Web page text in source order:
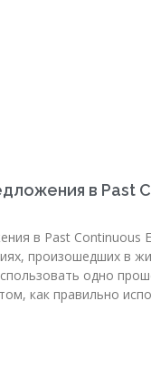
в Past
в Past Continuous
произошедших в
одно
как правильно